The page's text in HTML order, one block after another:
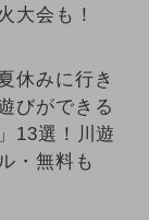
大会も！
休みに行き
びができる
13選！川遊
・無料も